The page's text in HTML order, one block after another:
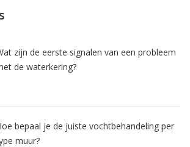
zijn de eerste signalen van een probleem
de waterkering?
bepaal je de juiste vochtbehandeling per
muur?